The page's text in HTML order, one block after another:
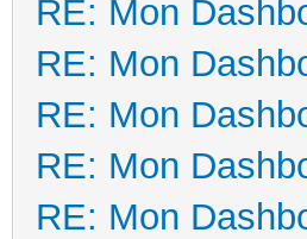
RE: Mon
RE: Mon
RE: Mon
RE: Mon
RE: Mon